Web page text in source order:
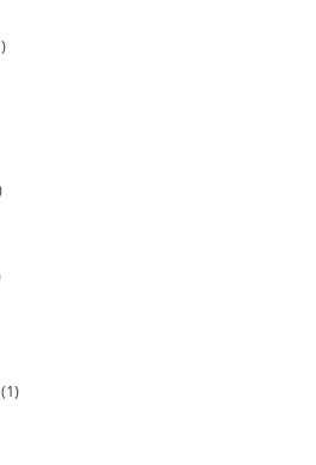
(1)